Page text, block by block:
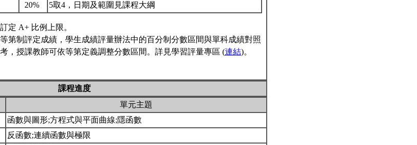
20% 5取4，日期及範圍見課程大綱
定 A+ 比例上限。
第制評定成績，學生成績評量辦法中的百分制分數區間與單科成績對照
，授課教師可依等第定義調整分數區間。詳見學習評量專區 (連結)。
課程進度
單元主題
函數與圖形;方程式與平面曲線;隱函數
反函數;連續函數與極限